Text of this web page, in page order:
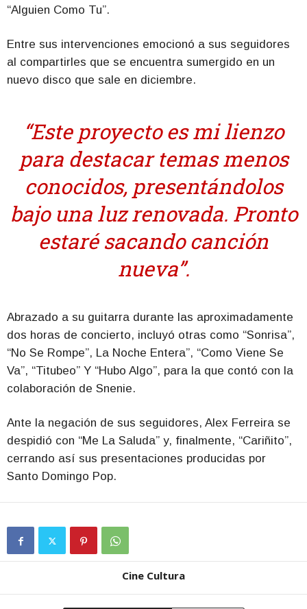
“Alguien Como Tu”.
Entre sus intervenciones emocionó a sus seguidores
al compartirles que se encuentra sumergido en un
nuevo disco que sale en diciembre.
“Este proyecto es mi lienzo
para destacar temas menos
conocidos, presentándolos
bajo una luz renovada. Pronto
estaré sacando canción
nueva”.
Abrazado a su guitarra durante las aproximadamente
dos horas de concierto, incluyó otras como “Sonrisa”,
“No Se Rompe”, La Noche Entera”, “Como Viene Se
Va”, “Titubeo” Y “Hubo Algo”, para la que contó con la
colaboración de Snenie.
Ante la negación de sus seguidores, Alex Ferreira se
despidió con “Me La Saluda” y, finalmente, “Cariñito”,
cerrando así sus presentaciones producidas por
Santo Domingo Pop.
Cine Cultura